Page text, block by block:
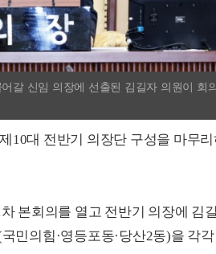
갈 신임 의장에 선출된 김길자 의원이 회
10대 전반기 의장단 구성을 마무
본회의를 열고 전반기 의장에 김
민의힘·영등포동·당산2동)을 각